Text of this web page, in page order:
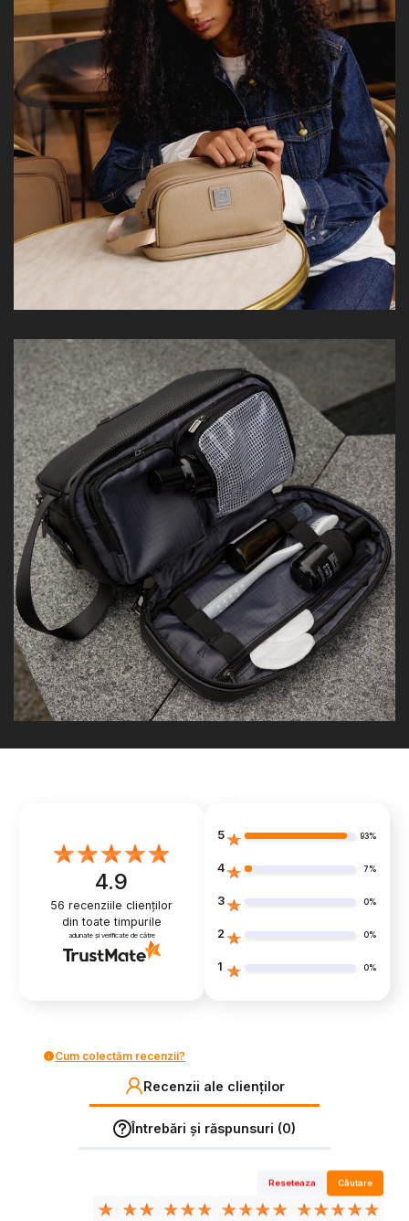
4.9
56 recenziile clienților
din toate timpurile
adunate și verificate de către
5 93%
4 7%
3 0%
2 0%
1 0%
Cum colectăm recenzii?
Recenzii ale clienților
Întrebări și răspunsuri (0)
Reseteaza Căutare